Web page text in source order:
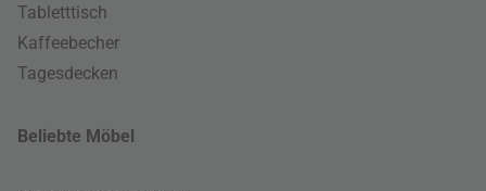
Tabletttisch
Kaffeebecher
Tagesdecken
Beliebte Möbel